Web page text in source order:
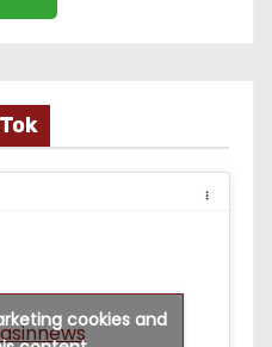
cookies and